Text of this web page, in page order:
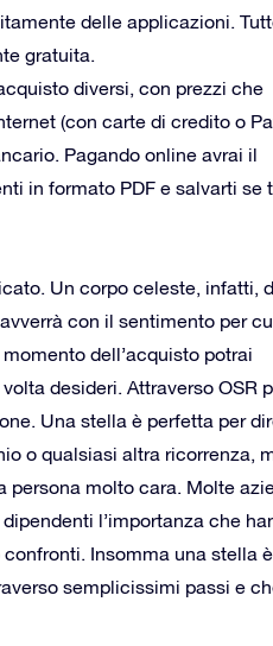
delle applicazioni.
gratuita.
diversi, con prezzi che
(con carte di credito o
Pagando online avrai il
in formato PDF e salvarti se
Un corpo celeste, infatti,
con il sentimento per
dell’acquisto potrai
desideri. Attraverso OSR
Una stella è perfetta per
o qualsiasi altra ricorrenza,
persona molto cara. Molte
l’importanza che
confronti. Insomma una stella è
semplicissimi passi e